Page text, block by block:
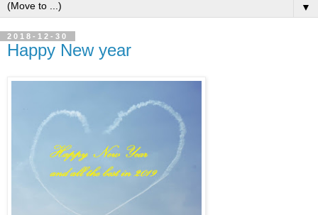
▼
2018-12-30
Happy New year